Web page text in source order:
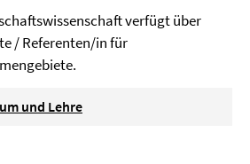
verfügt über
/ Referenten/in für
und Lehre